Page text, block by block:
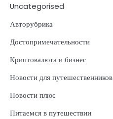
Uncategorised
Авторубрика
Достопримечательности
Криптовалюта и бизнес
Новости для путешественников
Новости плюс
Питаемся в путешествии